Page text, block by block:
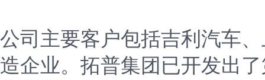
公司主要客户包括吉利汽车
造企业。拓普集团已开发出